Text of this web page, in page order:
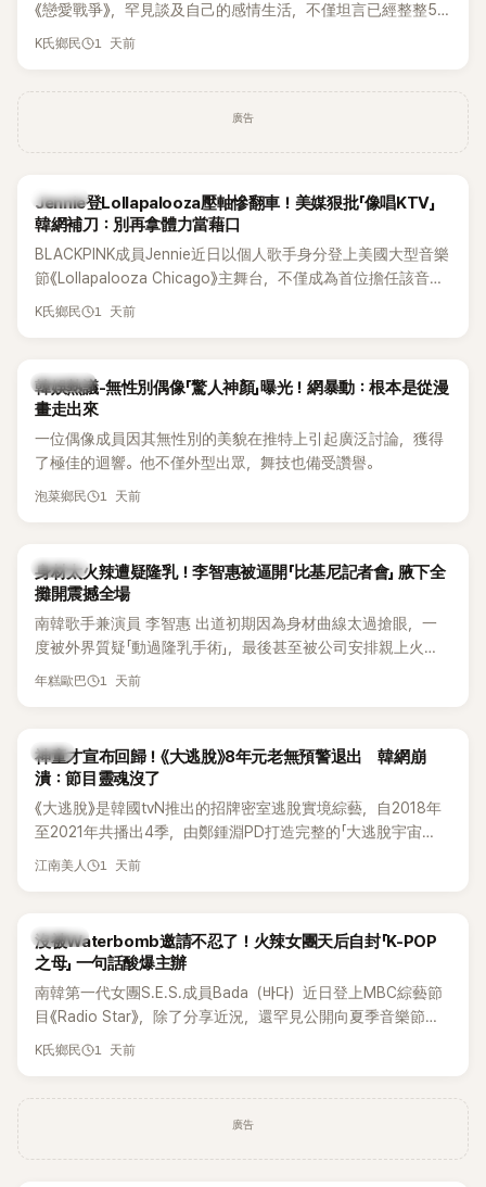
《戀愛戰爭》，罕見談及自己的感情生活，不僅坦言已經整整5
年沒有談戀愛，更首度透露空窗至今的原因，全與上一段戀情
K氏鄉民 1 天前
廣告
K-POP
Jennie登Lollapalooza壓軸慘翻車！美媒狠批「像唱KTV」
韓網補刀：別再拿體力當藉口
BLACKPINK成員Jennie近日以個人歌手身分登上美國大型音樂
節《Lollapalooza Chicago》主舞台，不僅成為首位擔任該音樂
節Headliner（壓軸主秀）的K-POP女SOLO歌手，寫下全新紀
形容整場演出「就像一場豪華KTV」。
K氏鄉民 1 天前
熱議討論
韓娛熱議-無性別偶像「驚人神顏」曝光！網暴動：根本是從漫
畫走出來
一位偶像成員因其無性別的美貌在推特上引起廣泛討論，獲得
了極佳的迴響。他不僅外型出眾，舞技也備受讚譽。
泡菜鄉民 1 天前
K-POP
身材太火辣遭疑隆乳！李智惠被逼開「比基尼記者會」 腋下全
攤開震撼全場
南韓歌手兼演員 李智惠 出道初期因為身材曲線太過搶眼，一
度被外界質疑「動過隆乳手術」，最後甚至被公司安排親上火
線，召開前所未見的「泳裝記者會」澄清。這場記者會後來還被
熱議。 2日播出的 SBS 綜藝節目《我的經紀人太難搞－秘書
鎮》，邀請同時兼顧工作與育兒的演藝圈代表「媽媽群」——李智
惠、李賢怡、李恩亨，以第13位「My Star」身分登場，分享最真
實的生活日常。 節目一開始，李瑞鎮 率先與李智惠會合，兩人
邊搭車邊聊天，氣氛輕鬆。聊到最近的新聞，李瑞鎮突然直球
發問：「妳不是上新聞了？說妳去做整形？是人中縮短手術嗎？」
延燒到過去的爭議。李瑞鎮脫口補刀：「妳以前不是還在游泳池
開過記者會？」直接點名她當年的風波。李智惠聽了忍不住笑
說：「哥怎麼連這個都知道？」李瑞鎮則回嘴：「那時候新聞鬧那
麼大，不知道才奇怪吧。」一來一往，氣氛反而更加輕鬆。 談到
當年情況，李智惠終於鬆口坦言，當時確實被質疑動過隆胸手
術。她回憶：「拍了比基尼照片之後，就開始被說是不是去隆乳
了。」為了澄清誤會，她只好親自站出來說清楚。 李智惠進一步
解釋，當時隆胸手術幾乎只有「腋下切開」一種方式，「所以我就
想，既然一直說我有做，那我乾脆把腋下給大家看，證明我根
年糕歐巴 1 天前
韓星
神童才宣布回歸！《大逃脫》8年元老無預警退出 韓網崩
潰：節目靈魂沒了
《大逃脫》是韓國tvN推出的招牌密室逃脫實境綜藝，自2018年
至2021年共播出4季，由鄭鍾淵PD打造完整的「大逃脫宇宙
（DTCU）」，憑藉燒腦劇情、電影級場景與龐大世界觀，累積
江南美人 1 天前
K-POP
沒被Waterbomb邀請不忍了！火辣女團天后自封「K-POP
之母」 一句話酸爆主辦
南韓第一代女團S.E.S.成員Bada（바다）近日登上MBC綜藝節
目《Radio Star》，除了分享近況，還罕見公開向夏季音樂節
Waterbomb喊話，笑稱自己至今從未受邀演出，更幽默表示：
K氏鄉民 1 天前
廣告